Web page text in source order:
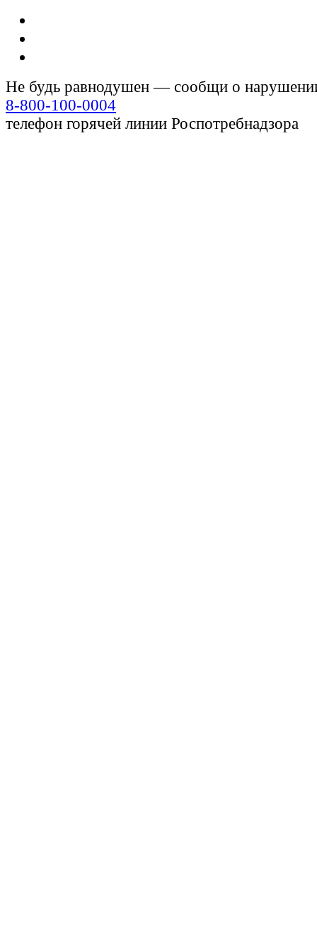
Не будь равнодушен — сообщи о
8-800-100-0004
телефон горячей линии Роспотребнадзора